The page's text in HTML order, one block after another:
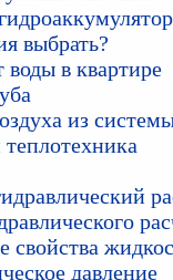
выбрать?
воды в квартире
из
свойства
давление